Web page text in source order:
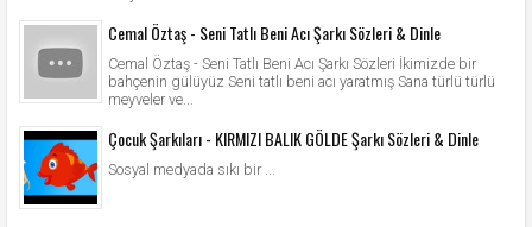
Cemal Öztaş - Seni Tatlı Beni Acı Şarkı Sözleri & Dinle
Cemal Öztaş - Seni Tatlı Beni Acı Şarkı Sözleri İkimizde bir
bahçenin gülüyüz Seni tatlı beni acı yaratmış Sana türlü türlü
meyveler ve...
Çocuk Şarkıları - KIRMIZI BALIK GÖLDE Şarkı Sözleri & Dinle
Sosyal medyada sıkı bir ...